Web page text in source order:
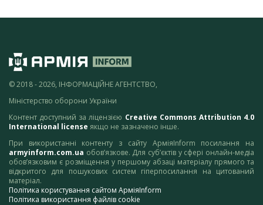
© 2018 - 2026, ІНФОРМАЦІЙНЕ АГЕНТСТВО,
Міністерство оборони України
Контент доступний за ліцензією Creative Commons Attribution 4.0
International license якщо не зазначено інше.
При використанні контенту з сайту АрміяInform посилання на
armyinform.com.ua обов’язкове. Для суб’єктів у сфері онлайн-медіа
обов’язковим є розміщення у першому абзаці матеріалу прямого та
відкритого для пошукових систем гіперпосилання на цитований
матеріал.
Політика користування сайтом АрміяInform
Політика використання файлів cookie